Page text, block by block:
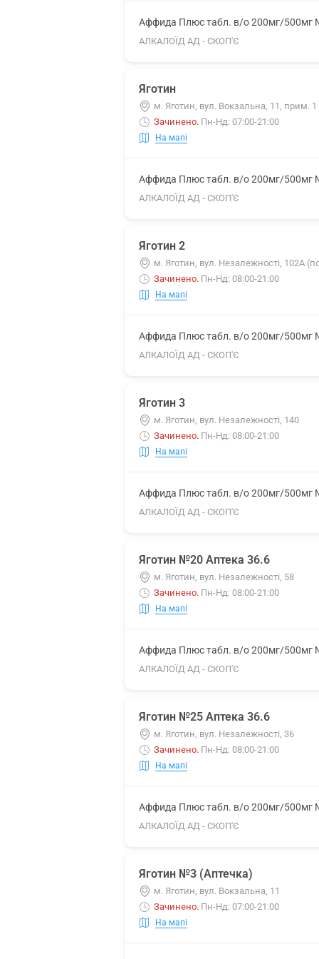
Аффида Плюс табл. в/о 200мг/500мг
АЛКАЛОЇД АД - СКОП'Є
Яготин
м. Яготин, вул. Вокзальна, 11, прим. 1
Зачинено. Пн-Нд: 07:00-21:00
На мапі
Аффида Плюс табл. в/о 200мг/500мг
АЛКАЛОЇД АД - СКОП'Є
Яготин 2
м. Яготин, вул. Незалежності, 102А
Зачинено. Пн-Нд: 08:00-21:00
На мапі
Аффида Плюс табл. в/о 200мг/500мг
АЛКАЛОЇД АД - СКОП'Є
Яготин 3
м. Яготин, вул. Незалежності, 140
Зачинено. Пн-Нд: 08:00-21:00
На мапі
Аффида Плюс табл. в/о 200мг/500мг
АЛКАЛОЇД АД - СКОП'Є
Яготин №20 Аптека 36.6
м. Яготин, вул. Незалежності, 58
Зачинено. Пн-Нд: 08:00-21:00
На мапі
Аффида Плюс табл. в/о 200мг/500мг
АЛКАЛОЇД АД - СКОП'Є
Яготин №25 Аптека 36.6
м. Яготин, вул. Незалежності, 36
Зачинено. Пн-Нд: 08:00-21:00
На мапі
Аффида Плюс табл. в/о 200мг/500мг
АЛКАЛОЇД АД - СКОП'Є
Яготин №3 (Аптечка)
м. Яготин, вул. Вокзальна, 11
Зачинено. Пн-Нд: 07:00-21:00
На мапі